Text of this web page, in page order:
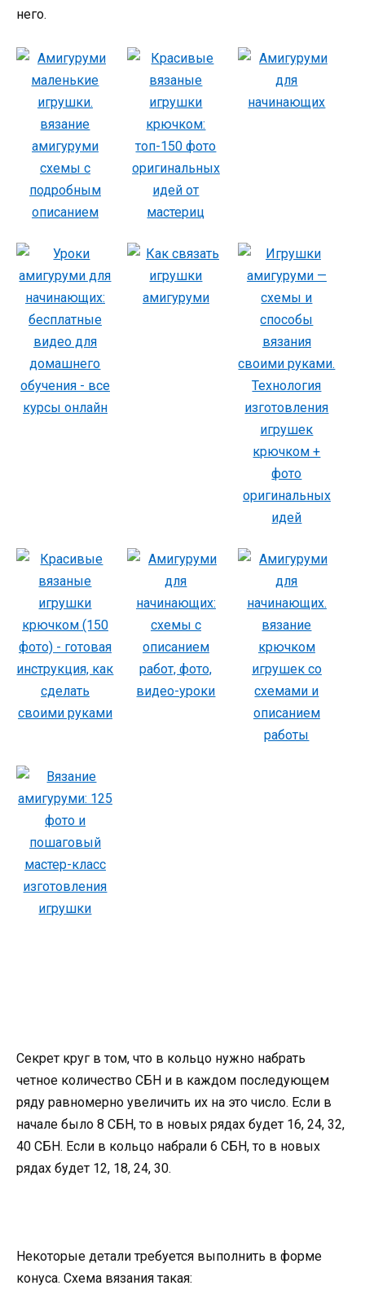
него.
Секрет круг в том, что в кольцо нужно набрать
четное количество СБН и в каждом последующем
ряду равномерно увеличить их на это число. Если в
начале было 8 СБН, то в новых рядах будет 16, 24, 32,
40 СБН. Если в кольцо набрали 6 СБН, то в новых
рядах будет 12, 18, 24, 30.
Некоторые детали требуется выполнить в форме
конуса. Схема вязания такая: